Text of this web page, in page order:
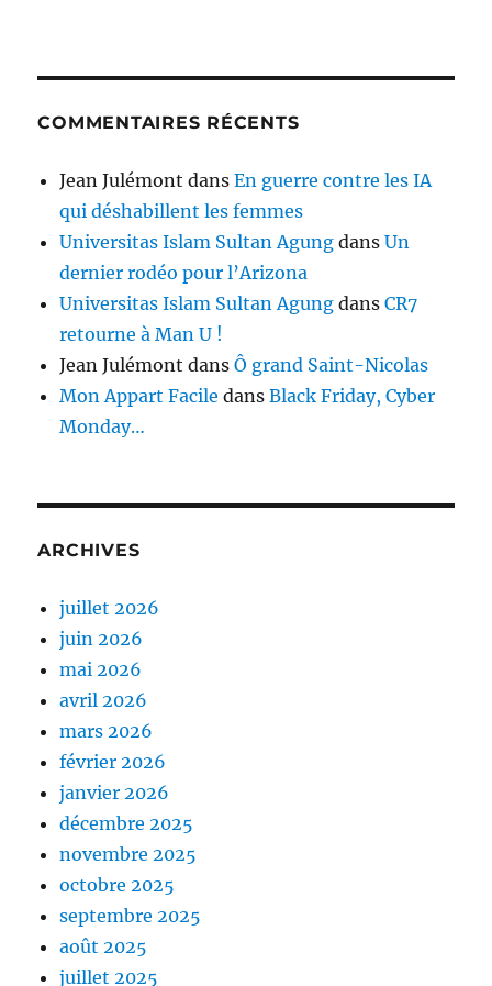
COMMENTAIRES RÉCENTS
Jean Julémont dansEn guerre contre les IA
qui déshabillent les femmes
Universitas Islam Sultan Agung dansUn
dernier rodéo pour l’Arizona
Universitas Islam Sultan Agung dansCR7
retourne à Man U !
Jean Julémont dansÔ grand Saint-Nicolas
Mon Appart Facile dansBlack Friday, Cyber
Monday…
ARCHIVES
juillet 2026
juin 2026
mai 2026
avril 2026
mars 2026
février 2026
janvier 2026
décembre 2025
novembre 2025
octobre 2025
septembre 2025
août 2025
juillet 2025